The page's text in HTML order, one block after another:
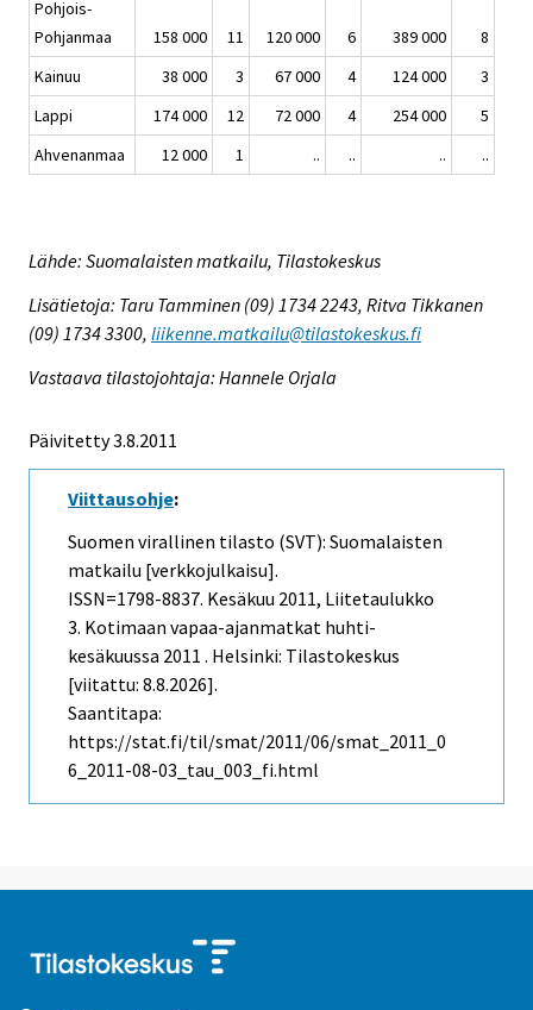
Pohjois-
Pohjanmaa
158 000 11 120 000 6 389 000
8
Kainuu
38 000 3 67 000 4 124 000
3
Lappi
174 000 12 72 000 4 254 000
5
Ahvenanmaa
12 000 1 .. .. .. ..
Lähde: Suomalaisten matkailu, Tilastokeskus
Lisätietoja: Taru Tamminen (09) 1734 2243, Ritva Tikkanen
(09) 1734 3300, liikenne.matkailu@tilastokeskus.fi
Vastaava tilastojohtaja: Hannele Orjala
Päivitetty 3.8.2011
Viittausohje:
Suomen virallinen tilasto (SVT): Suomalaisten
matkailu [verkkojulkaisu].
ISSN=1798-8837. Kesäkuu 2011, Liitetaulukko
3. Kotimaan vapaa-ajanmatkat huhti-
kesäkuussa 2011 . Helsinki: Tilastokeskus
[viitattu: 8.8.2026].
Saantitapa:
https://stat.fi/til/smat/2011/06/smat_2011_0
6_2011-08-03_tau_003_fi.html